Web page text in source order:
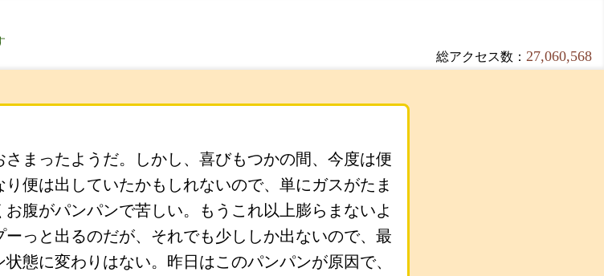
総アクセス数： 27,060,568
まったようだ。しかし、喜びもつかの間、今度は便
便は出していたかもしれないので、単にガスがたま
腹がパンパンで苦しい。もうこれ以上膨らまないよ
っと出るのだが、それでも少ししか出ないので、最
態に変わりはない。昨日はこのパンパンが原因で、